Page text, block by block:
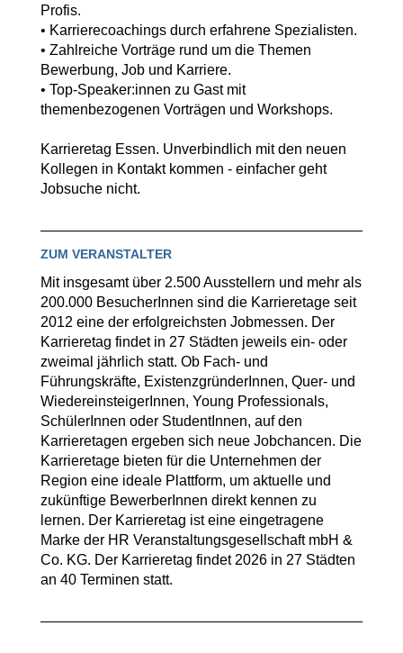
Profis.
• Karrierecoachings durch erfahrene Spezialisten.
• Zahlreiche Vorträge rund um die Themen
Bewerbung, Job und Karriere.
• Top-Speaker:innen zu Gast mit
themenbezogenen Vorträgen und Workshops.
Karrieretag Essen. Unverbindlich mit den neuen
Kollegen in Kontakt kommen - einfacher geht
Jobsuche nicht.
ZUM VERANSTALTER
Mit insgesamt über 2.500 Ausstellern und mehr als
200.000 BesucherInnen sind die Karrieretage seit
2012 eine der erfolgreichsten Jobmessen. Der
Karrieretag findet in 27 Städten jeweils ein- oder
zweimal jährlich statt. Ob Fach- und
Führungskräfte, ExistenzgründerInnen, Quer- und
WiedereinsteigerInnen, Young Professionals,
SchülerInnen oder StudentInnen, auf den
Karrieretagen ergeben sich neue Jobchancen. Die
Karrieretage bieten für die Unternehmen der
Region eine ideale Plattform, um aktuelle und
zukünftige BewerberInnen direkt kennen zu
lernen. Der Karrieretag ist eine eingetragene
Marke der HR Veranstaltungsgesellschaft mbH &
Co. KG. Der Karrieretag findet 2026 in 27 Städten
an 40 Terminen statt.